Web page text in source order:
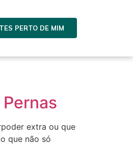
PERTO DE MIM
extra ou que
que não só